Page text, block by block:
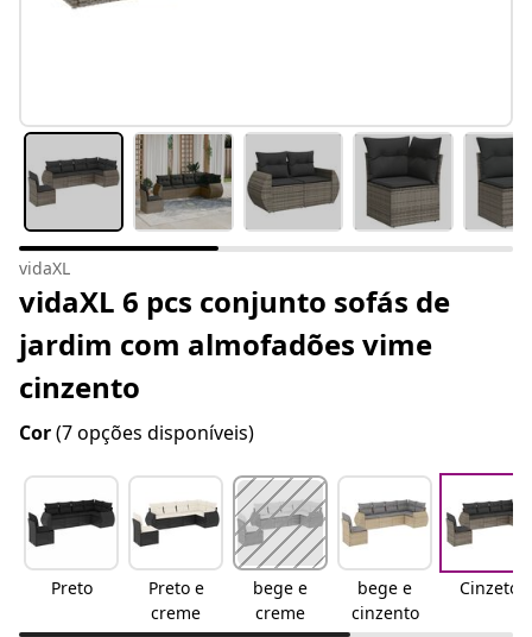
vidaXL
vidaXL 6 pcs conjunto sofás de
jardim com almofadões vime
cinzento
Cor(7 opções disponíveis)
Preto
Preto e
creme
bege e
creme
bege e
cinzento
Cinzeto